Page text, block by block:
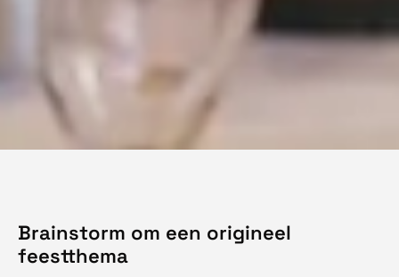
Brainstorm om een origineel
feestthema